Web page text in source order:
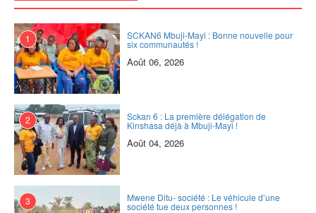
1 SCKAN6 Mbuji-Mayi : Bonne nouvelle pour
six communautés !
Août 06, 2026
2 Sckan 6 : ‎La première délégation de
Kinshasa déjà à Mbuji-Mayi !
Août 04, 2026
3 Mwene Ditu- société : Le véhicule d’une
société tue deux personnes !